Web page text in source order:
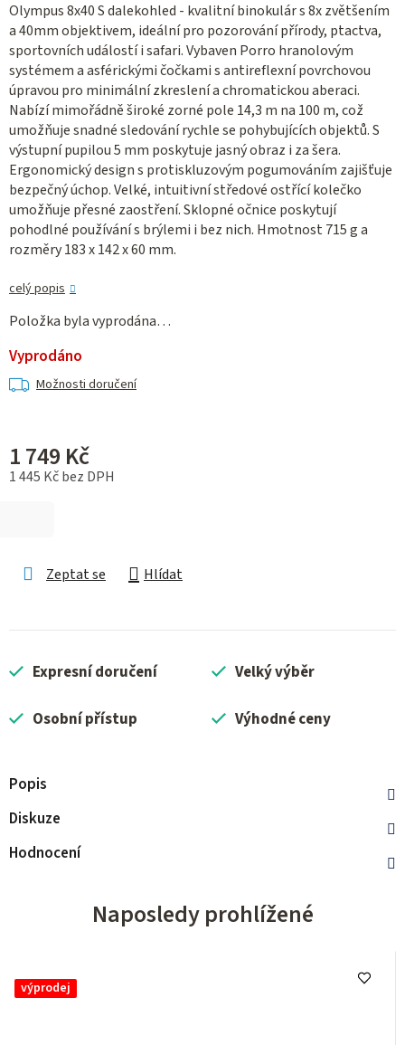
Olympus 8x40 S dalekohled - kvalitní binokulár s 8x zvětšením
a 40mm objektivem, ideální pro pozorování přírody, ptactva,
sportovních událostí i safari. Vybaven Porro hranolovým
systémem a asférickými čočkami s antireflexní povrchovou
úpravou pro minimální zkreslení a chromatickou aberaci.
Nabízí mimořádně široké zorné pole 14,3 m na 100 m, což
umožňuje snadné sledování rychle se pohybujících objektů. S
výstupní pupilou 5 mm poskytuje jasný obraz i za šera.
Ergonomický design s protiskluzovým pogumováním zajišťuje
bezpečný úchop. Velké, intuitivní středové ostřící kolečko
umožňuje přesné zaostření. Sklopné očnice poskytují
pohodlné používání s brýlemi i bez nich. Hmotnost 715 g a
rozměry 183 x 142 x 60 mm.
celý popis
Položka byla vyprodána…
Vyprodáno
Možnosti doručení
1 749 Kč
1 445 Kč bez DPH
Zeptat se Hlídat
Expresní doručení Velký výběr
Osobní přístup Výhodné ceny
Popis
Diskuze
Hodnocení
Naposledy prohlížené
výprodej